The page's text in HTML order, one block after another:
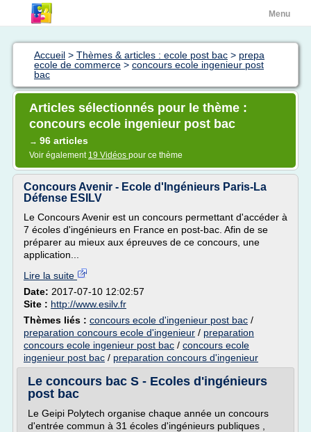
Menu
Accueil > Thèmes & articles : ecole post bac > prepa
ecole de commerce > concours ecole ingenieur post
bac
Articles sélectionnés pour le thème :
concours ecole ingenieur post bac
→ 96 articles
Voir également 19 Vidéos pour ce thème
Concours Avenir - Ecole d'Ingénieurs Paris-La
Défense ESILV
Le Concours Avenir est un concours permettant d'accéder à
7 écoles d'ingénieurs en France en post-bac. Afin de se
préparer au mieux aux épreuves de ce concours, une
application...
Lire la suite
Date: 2017-07-10 12:02:57
Site : http://www.esilv.fr
Thèmes liés : concours ecole d'ingenieur post bac /
preparation concours ecole d'ingenieur / preparation
concours ecole ingenieur post bac / concours ecole
ingenieur post bac / preparation concours d'ingenieur
Le concours bac S - Ecoles d'ingénieurs
post bac
Le Geipi Polytech organise chaque année un concours
d'entrée commun à 31 écoles d'ingénieurs publiques ,